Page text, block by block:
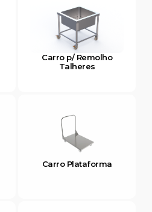
Carro p/ Remolho
Talheres
Carro Plataforma